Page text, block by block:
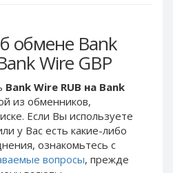
обмене Bank
Wire GBP
Bank Wire RUB на Bank
из обменников,
Если Вы используете
у Вас есть какие-либо
ознакомьтесь с
вопросы, прежде
Webmoney WMX
Webmoney WMB
Skril USD
Skril EUR
Skril INR
Skril PLN
Skril GBP